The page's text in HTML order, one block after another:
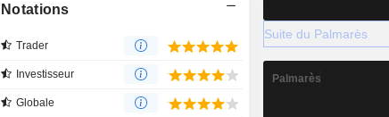
Notations
Trader
Investisseur
Globale
Suite du Palmarès
Palmarès